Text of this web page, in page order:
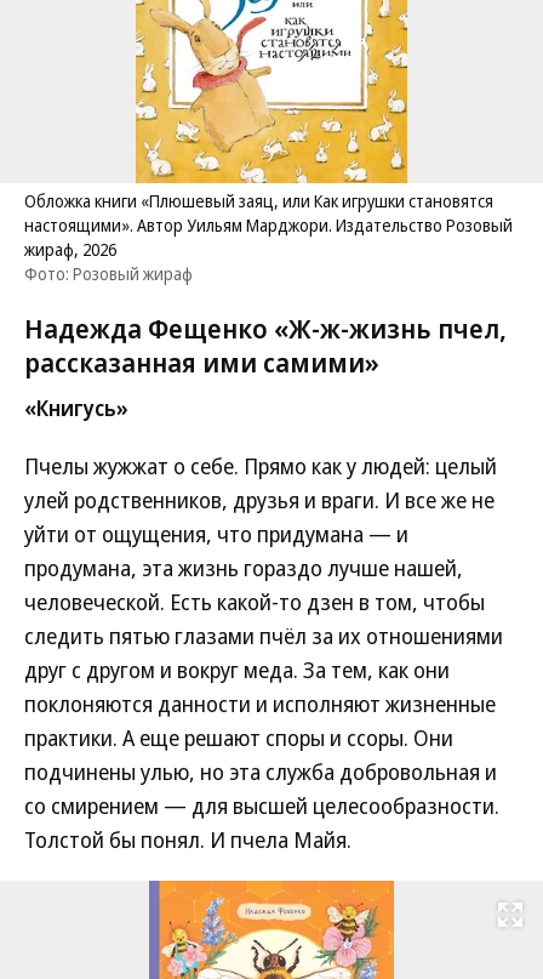
Обложка книги «Плюшевый заяц, или Как игрушки становятся
настоящими». Автор Уильям Марджори. Издательство Розовый
жираф, 2026
Фото: Розовый жираф
Надежда Фещенко «Ж-ж-жизнь пчел,
рассказанная ими самими»
«Книгусь»
Пчелы жужжат о себе. Прямо как у людей: целый
улей родственников, друзья и враги. И все же не
уйти от ощущения, что придумана — и
продумана, эта жизнь гораздо лучше нашей,
человеческой. Есть какой-то дзен в том, чтобы
следить пятью глазами пчёл за их отношениями
друг с другом и вокруг меда. За тем, как они
поклоняются данности и исполняют жизненные
практики. А еще решают споры и ссоры. Они
подчинены улью, но эта служба добровольная и
со смирением — для высшей целесообразности.
Толстой бы понял. И пчела Майя.
Развернуть